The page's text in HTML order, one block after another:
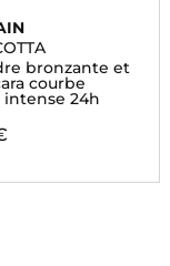
bronzante et
courbe
24h